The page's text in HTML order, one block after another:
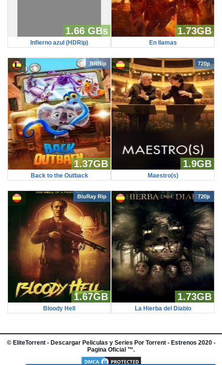
1.66 GBs
Infierno azul (HDRip)
1.73GB
En llamas
BRRip
1.37GB
Back to the Outback
720p
1.9GB
Maestro(s)
BluRay Rip
1.67GB
Bloody Hell
720p
1.73GB
La Hierba del Diablo
© EliteTorrent- Descargar Peliculas y Series Por Torrent - Estrenos 2020 -
Pagina Oficial ™.